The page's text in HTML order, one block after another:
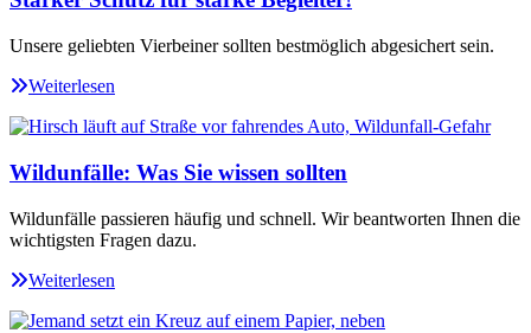
Unsere geliebten Vierbeiner sollten bestmöglich abgesichert sein.
Weiterlesen
Wildunfälle: Was Sie wissen sollten
Wildunfälle passieren häufig und schnell. Wir beantworten Ihnen die
wichtigsten Fragen dazu.
Weiterlesen